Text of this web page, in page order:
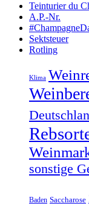
Teinturier du
A.P.-Nr.
Sektsteuer
Rotling
Klima
sonstige
Baden Saccharose